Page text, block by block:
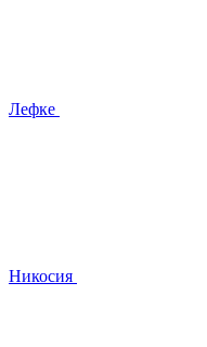
Лефке
Никосия